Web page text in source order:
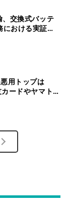
交換式バッテ
における実証を
用トップは
ードやヤマト運